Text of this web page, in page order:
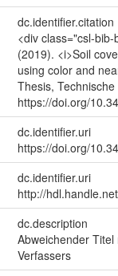
dc.identifier.citation
<div class="csl-
(2019). <i>Soil
using color and
Thesis,
https://doi.org/
dc.identifier.uri
https://doi.org/
dc.identifier.uri
http://
dc.description
Abweichender
Verfassers